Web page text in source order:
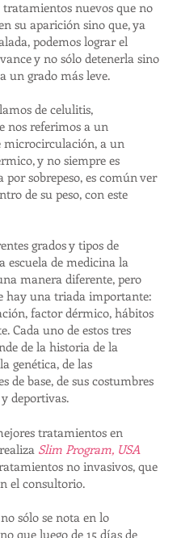
nuevos que no
su aparición sino que, ya
podemos lograr el
y no sólo detenerla sino
un grado más leve.
de celulitis,
nos referimos a un
microcirculación, a un
y no siempre es
por sobrepeso, es común ver
de su peso, con este
grados y tipos de
escuela de medicina la
manera diferente, pero
hay una triada importante:
factor dérmico, hábitos
Cada uno de estos tres
de la historia de la
genética, de las
de base, de sus costumbres
deportivas.
tratamientos en
Slim Program, USA
no invasivos, que
el consultorio.
sólo se nota en lo
que luego de 15 días de